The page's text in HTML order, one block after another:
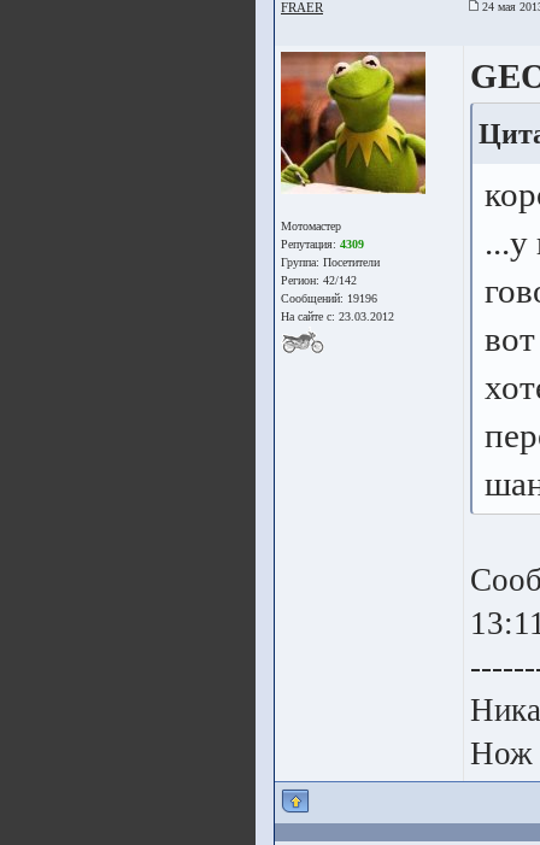
FRAER 24 мая
Мотомастер
Репутация: 4309
Группа: Посетители
Регион: 42/142
Сообщений: 19196
На сайте с: 23.03.2012
...у
Нож